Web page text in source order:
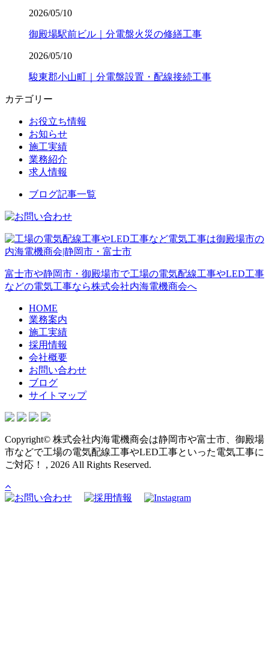
2026/05/10
御殿場駅前ビル｜分電盤火災の修繕工事
2026/05/10
駿東郡小山町｜分電盤設置・配線接続工事
カテゴリー
お役立ち情報
お知らせ
施工実績
業務紹介
求人情報
ブログ記事一覧
富士市や静岡市・御殿場市で工場の電気配線工事やLED工事
などの電気工事なら株式会社内海電機商会へ
HOME
業務案内
施工実績
採用情報
会社概要
お問い合わせ
ブログ
サイトマップ
Copyright© 株式会社内海電機商会は静岡市や富士市、御殿場
市などで工場の電気配線工事やLED工事といった電気工事に
ご対応！ , 2026 All Rights Reserved.